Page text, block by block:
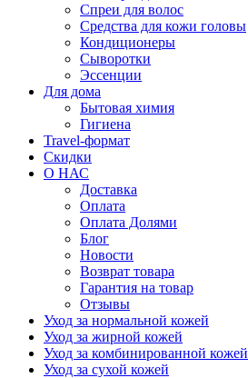
Спреи для волос
Средства для кожи головы
Кондиционеры
Сыворотки
Эссенции
Для дома
Бытовая химия
Гигиена
Travel-формат
Скидки
О НАС
Доставка
Оплата
Оплата Долями
Блог
Новости
Возврат товара
Гарантия на товар
Отзывы
Уход за нормальной кожей
Уход за жирной кожей
Уход за комбинированной кожей
Уход за сухой кожей